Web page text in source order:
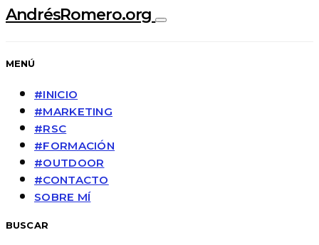
AndrésRomero.org
MENÚ
#INICIO
#MARKETING
#RSC
#FORMACIÓN
#OUTDOOR
#CONTACTO
SOBRE MÍ
BUSCAR